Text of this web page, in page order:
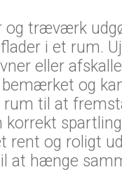
og træværk
i et rum.
eller
og
rum til at
korrekt
rent og roligt
at hænge